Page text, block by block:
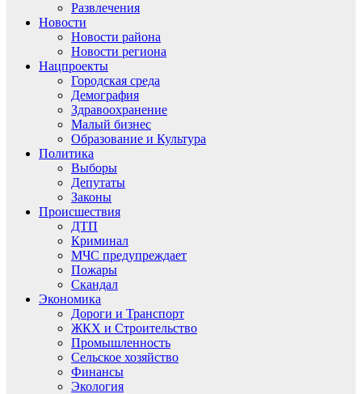
Развлечения
Новости
Новости района
Новости региона
Нацпроекты
Городская среда
Демография
Здравоохранение
Малый бизнес
Образование и Культура
Политика
Выборы
Депутаты
Законы
Происшествия
ДТП
Криминал
МЧС предупреждает
Пожары
Скандал
Экономика
Дороги и Транспорт
ЖКХ и Строительство
Промышленность
Сельское хозяйство
Финансы
Экология